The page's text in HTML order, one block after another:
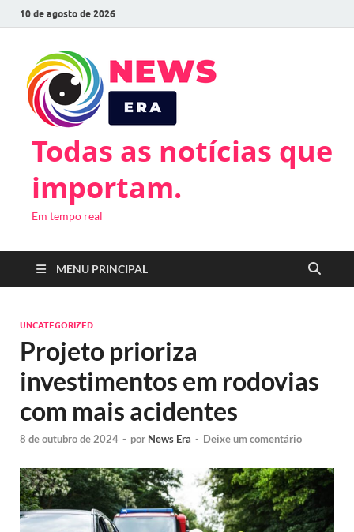
10 de agosto de 2026
Todas as notícias que
importam.
Em tempo real
MENU PRINCIPAL
UNCATEGORIZED
Projeto prioriza
investimentos em rodovias
com mais acidentes
8 de outubro de 2024 - por News Era - Deixe um comentário